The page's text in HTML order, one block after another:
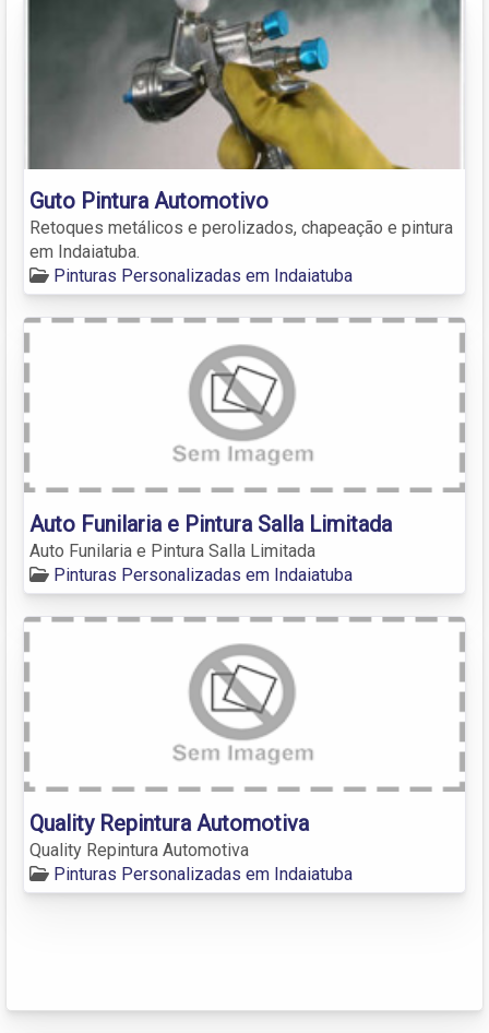
Guto Pintura Automotivo
Retoques metálicos e perolizados, chapeação e pintura
em Indaiatuba.
Pinturas Personalizadas em Indaiatuba
Auto Funilaria e Pintura Salla Limitada
Auto Funilaria e Pintura Salla Limitada
Pinturas Personalizadas em Indaiatuba
Quality Repintura Automotiva
Quality Repintura Automotiva
Pinturas Personalizadas em Indaiatuba